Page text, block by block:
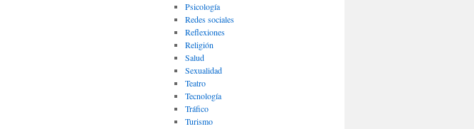
Psicología
Redes sociales
Reflexiones
Religión
Salud
Sexualidad
Teatro
Tecnología
Tráfico
Turismo